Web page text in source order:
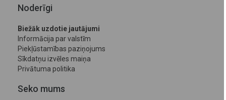
Noderīgi
Biežāk uzdotie jautājumi
Informācija par valstīm
Piekļūstamības paziņojums
Sīkdatņu izvēles maiņa
Privātuma politika
Seko mums